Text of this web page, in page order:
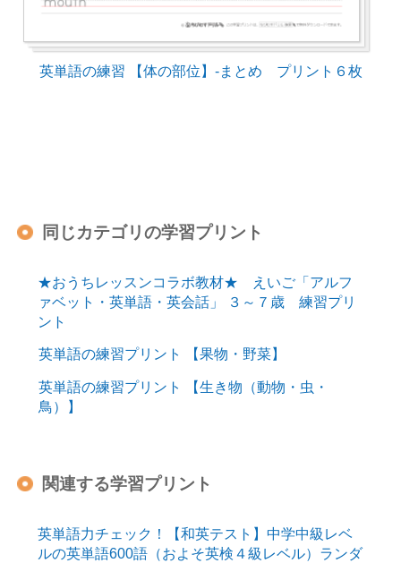
英単語の練習 【体の部位】-まとめ プリント６枚
同じカテゴリの学習プリント
★おうちレッスンコラボ教材★ えいご「アルフ
ァベット・英単語・英会話」 ３～７歳 練習プリ
ント
英単語の練習プリント 【果物・野菜】
英単語の練習プリント 【生き物（動物・虫・
鳥）】
関連する学習プリント
英単語力チェック！【和英テスト】中学中級レベ
ルの英単語600語（およそ英検４級レベル）ランダ